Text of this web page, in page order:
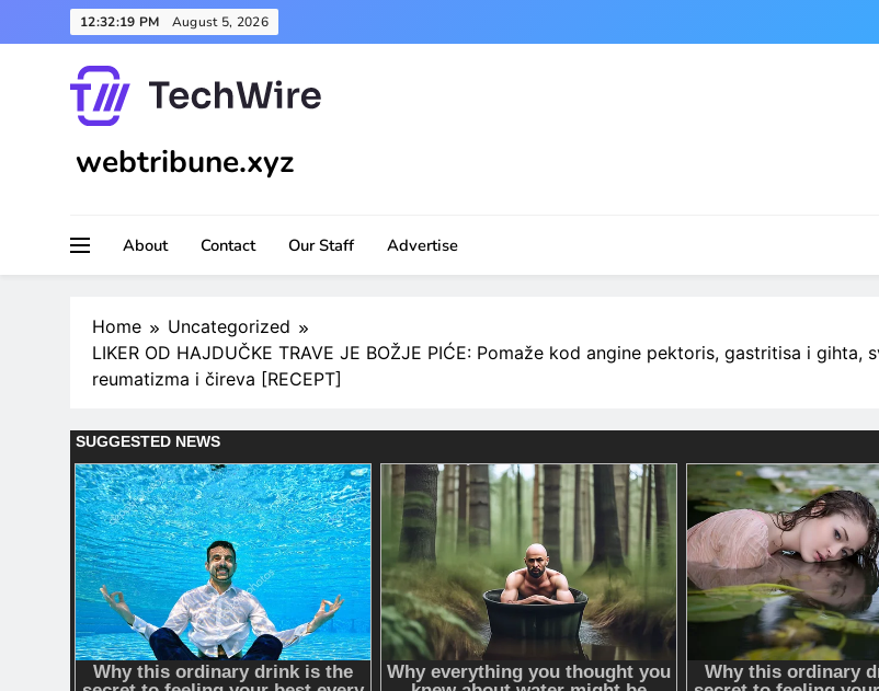
to
12:32:21 PM August 5, 2026
webtribune.xyz
About Contact Our Staff Advertise
Home
Uncategorized
LIKER OD HAJDUČKE TRAVE JE BOŽJE PIĆE: Pomaže kod angine pektoris, gastritisa i gihta,
reumatizma i čireva [RECEPT]